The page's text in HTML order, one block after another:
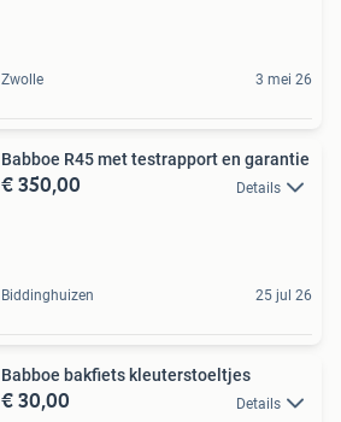
Zwolle 3 mei 26
Babboe R45 met testrapport en garantie
€ 350,00 Details
Biddinghuizen 25 jul 26
Babboe bakfiets kleuterstoeltjes
€ 30,00 Details